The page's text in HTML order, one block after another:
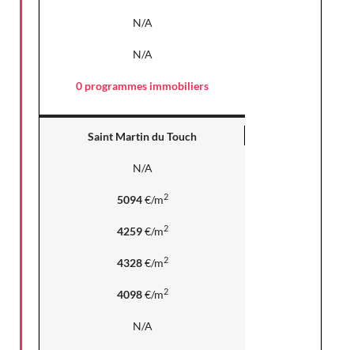
N/A
N/A
0 programmes immobiliers
Saint Martin du Touch
N/A
5094€/m2
4259€/m2
4328€/m2
4098€/m2
N/A